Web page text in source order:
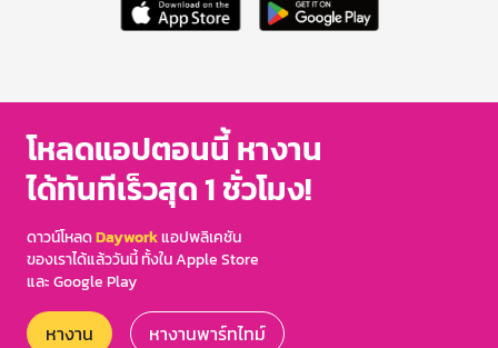
โหลดแอปตอนนี้ หางาน
ได้ทันทีเร็วสุด 1 ชั่วโมง!
ดาวน์โหลดDayworkแอปพลิเคชัน
ของเราได้แล้ววันนี้ ทั้งใน Apple Store
และ Google Play
หางาน หางานพาร์ทไทม์